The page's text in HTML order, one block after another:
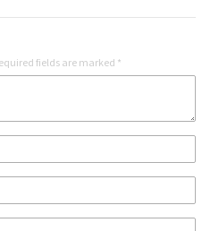
fields are marked *